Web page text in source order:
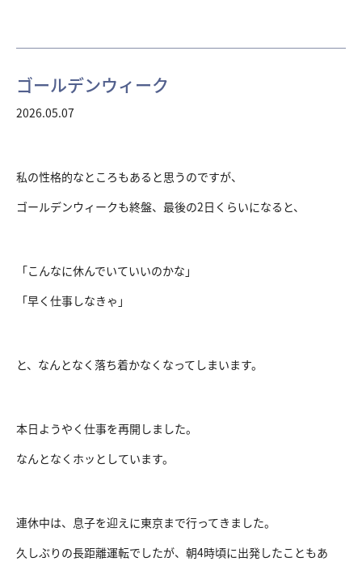
ゴールデンウィーク
2026.05.07
私の性格的なところもあると思うのですが、
ゴールデンウィークも終盤、最後の2日くらいになると、
「こんなに休んでいていいのかな」
「早く仕事しなきゃ」
と、なんとなく落ち着かなくなってしまいます。
本日ようやく仕事を再開しました。
なんとなくホッとしています。
連休中は、息子を迎えに東京まで行ってきました。
久しぶりの長距離運転でしたが、朝4時頃に出発したこともあ